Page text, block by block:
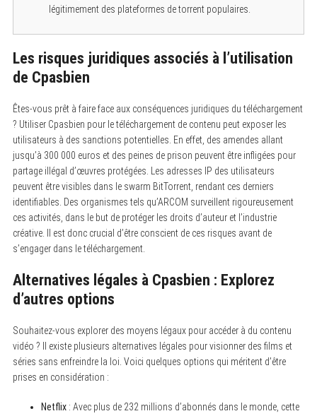
légitimement des plateformes de torrent populaires.
Les risques juridiques associés à l’utilisation
de Cpasbien
Êtes-vous prêt à faire face aux conséquences juridiques du téléchargement
? Utiliser Cpasbien pour le téléchargement de contenu peut exposer les
utilisateurs à des sanctions potentielles. En effet, des amendes allant
jusqu’à 300 000 euros et des peines de prison peuvent être infligées pour
partage illégal d’œuvres protégées. Les adresses IP des utilisateurs
peuvent être visibles dans le swarm BitTorrent, rendant ces derniers
identifiables. Des organismes tels qu’ARCOM surveillent rigoureusement
ces activités, dans le but de protéger les droits d’auteur et l’industrie
créative. Il est donc crucial d’être conscient de ces risques avant de
s’engager dans le téléchargement.
Alternatives légales à Cpasbien : Explorez
d’autres options
Souhaitez-vous explorer des moyens légaux pour accéder à du contenu
vidéo ? Il existe plusieurs alternatives légales pour visionner des films et
séries sans enfreindre la loi. Voici quelques options qui méritent d’être
prises en considération :
Netflix: Avec plus de 232 millions d’abonnés dans le monde, cette